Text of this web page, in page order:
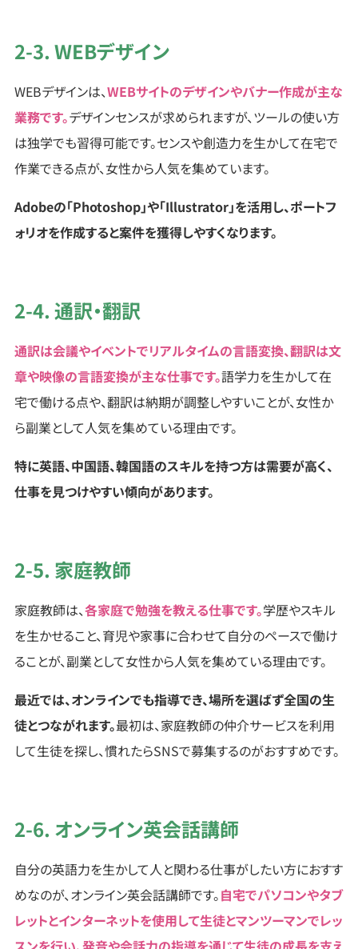
2-3. WEBデザイン
WEBデザインは、WEBサイトのデザインやバナー作成が主な
業務です。デザインセンスが求められますが、ツールの使い方
は独学でも習得可能です。センスや創造力を生かして在宅で
作業できる点が、女性から人気を集めています。
Adobeの「Photoshop」や「Illustrator」を活用し、ポートフ
ォリオを作成すると案件を獲得しやすくなります。
2-4. 通訳・翻訳
通訳は会議やイベントでリアルタイムの言語変換、翻訳は文
章や映像の言語変換が主な仕事です。語学力を生かして在
宅で働ける点や、翻訳は納期が調整しやすいことが、女性か
ら副業として人気を集めている理由です。
特に英語、中国語、韓国語のスキルを持つ方は需要が高く、
仕事を見つけやすい傾向があります。
2-5. 家庭教師
家庭教師は、各家庭で勉強を教える仕事です。学歴やスキル
を生かせること、育児や家事に合わせて自分のペースで働け
ることが、副業として女性から人気を集めている理由です。
最近では、オンラインでも指導でき、場所を選ばず全国の生
徒とつながれます。最初は、家庭教師の仲介サービスを利用
して生徒を探し、慣れたらSNSで募集するのがおすすめです。
2-6. オンライン英会話講師
自分の英語力を生かして人と関わる仕事がしたい方におすす
めなのが、オンライン英会話講師です。自宅でパソコンやタブ
レットとインターネットを使用して生徒とマンツーマンでレッ